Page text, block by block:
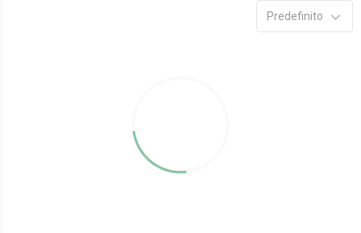
Predefinito